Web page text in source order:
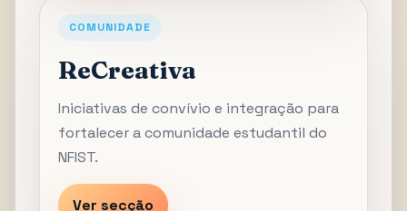
COMUNIDADE
ReCreativa
Iniciativas de convívio e integração para
fortalecer a comunidade estudantil do
NFIST.
Ver secção